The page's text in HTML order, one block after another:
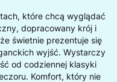
które chcą wyglądać
dopracowany krój i
świetnie prezentuje się
wyjść. Wystarczy
od codziennej klasyki
Komfort, który nie